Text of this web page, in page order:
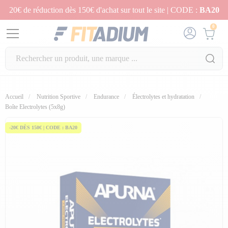
20€ de réduction dès 150€ d'achat sur tout le site | CODE : BA20
0
Accueil Nutrition Sportive Endurance
Électrolytes et hydratation
Boîte Electrolytes (5x8g)
-20€ DÈS 150€ | CODE : BA20